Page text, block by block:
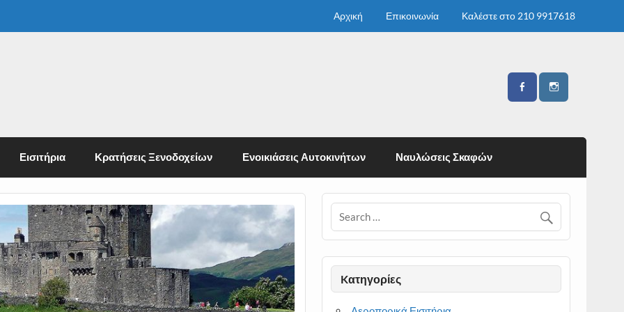
Αρχική Επικοινωνία Καλέστε στο 210 9917618
Εισιτήρια Κρατήσεις Ξενοδοχείων Ενοικιάσεις Αυτοκινήτων Ναυλώσεις Σκαφών
Kατηγορίες